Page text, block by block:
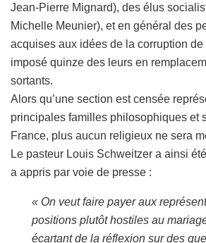
Jean-Pierre Mignard), des élus
Michelle Meunier), et en général des
acquises aux idées de la corruption
imposé quinze des leurs en
sortants.
Alors qu’une section est censée
principales familles philosophiques et
France, plus aucun religieux ne sera
Le pasteur Louis Schweitzer a ainsi
a appris par voie de presse :
« On veut faire payer aux
positions plutôt hostiles au
écartant de la réflexion sur des